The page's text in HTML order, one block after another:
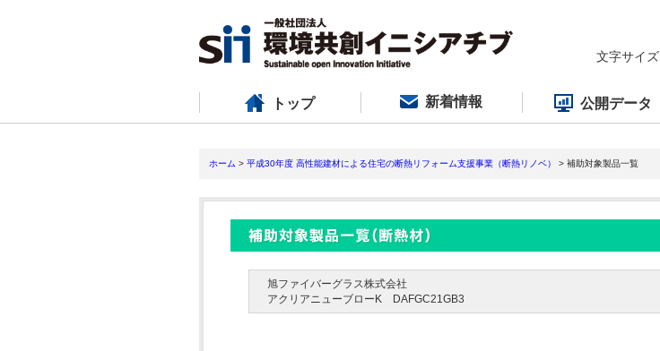
文字サイズ
トップ 新着情報 公開データ
ホーム > 平成30年度 高性能建材による住宅の断熱リフォーム支援事業（断熱リノベ） > 補助対象製品一覧
旭ファイバーグラス株式会社
アクリアニューブローK DAFGC21GB3